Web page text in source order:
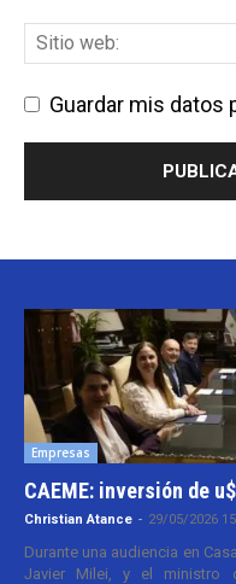
Guardar mis datos
Empresas
CAEME: inversión de
Christian Atance - 29/05/2026
Durante una audiencia en
Javier Milei, y el ministro